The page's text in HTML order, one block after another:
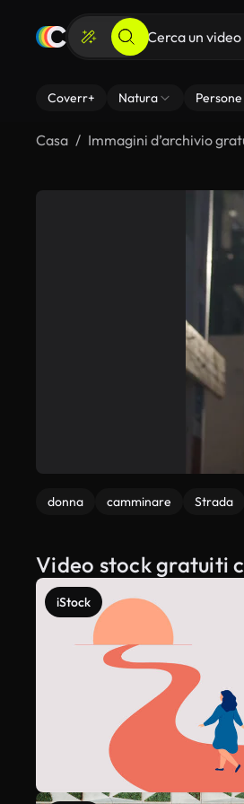
Coverr+ Natura Persone
Casa Immagini d’archivio
donna camminare Strada
Video stock gratuiti
iStock